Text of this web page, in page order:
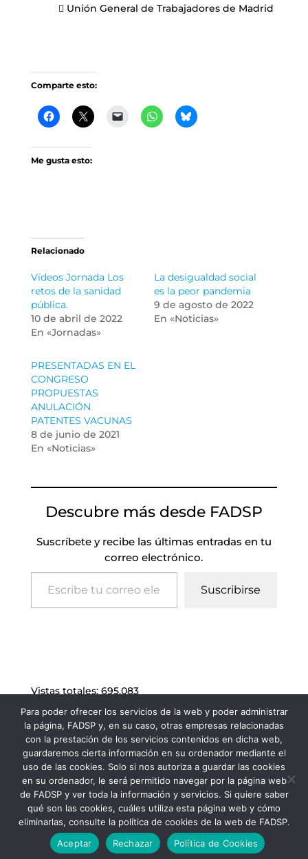
 Unión General de Trabajadores de Madrid
Comparte esto:
Me gusta esto:
Relacionado
Vídeos Jornada Los
retos de la sanidad
pública.
10 de abril de 2022
En «Jornadas»
La desigualdad social
es la peor pandemia
9 de agosto de 2022
En «Noticias»
PRESENTADAS EN EL
CONGRESO
PROPUESTAS
ANULACIÓN
PATENTES VACUNAS
8 de junio de 2021
En «Noticias»
Descubre más desde FADSP
Suscríbete y recibe las últimas entradas en tu
correo electrónico.
Escribe tu correo electrónico…
Suscribirse
Vistas totales: 695.083
FADSP · 2023 |Aviso legal|Política de
Privacidad|Política de Cookies
Para poder ofrecer los servicios de la web y poder administrar
la página, FADSP y, en su caso, otras empresas relacionadas
con la prestación de los servicios contenidos en dicha web,
guardaremos cierta información en su ordenador mediante el
uso de las cookies. Solo si nos autoriza a guardar las cookies
en su ordenador, le será permitido navegar por la página web
de FADSP y ver toda la información y servicios. Si quiere saber
qué son las cookies, cuáles utiliza esta página web y cómo
eliminarlas, consulte la política de cookies de la web de FADSP.
Aceptar
Rechazar Política de Cookies